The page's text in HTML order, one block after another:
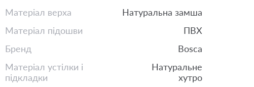
Матеріал верха
Натуральна замша
Матеріал підошви
ПВХ
Бренд
Bosca
Матеріал устілки і
підкладки
Натуральне
хутро